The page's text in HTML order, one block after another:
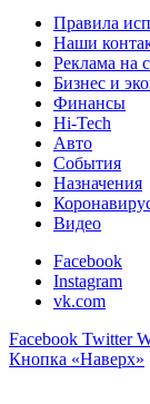
Правила
Наши
Реклама на
Бизнес и
Финансы
Hi-Tech
Авто
События
Назначения
Видео
Facebook
Instagram
vk.com
Facebook Twitter
Кнопка «Наверх»